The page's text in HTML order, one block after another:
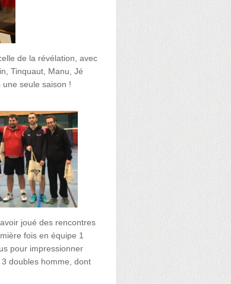
de la révélation, avec
Tinquaut, Manu, Jé
seule saison !
joué des rencontres
fois en équipe 1
pour impressionner
doubles homme, dont